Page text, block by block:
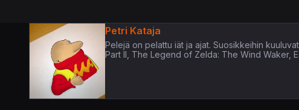
Petri Kataja
Pelejä on pelattu iät ja ajat. Suosikkeihin
Part II, The Legend of Zelda: The Wind Waker,